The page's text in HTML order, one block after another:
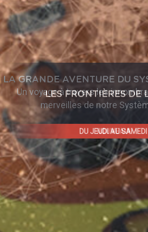
LES FRONTIÈRES DE
À la croisée de l’astronomie, de
neurosciences et de l’art
DU JEUDI AU SAMEDI